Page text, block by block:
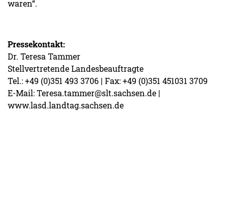
waren“.
Pressekontakt:
Dr. Teresa Tammer
Stellvertretende Landesbeauftragte
Tel.: +49 (0)351 493 3706 | Fax: +49 (0)351 451031 3709
E-Mail: Teresa.tammer@slt.sachsen.de |
www.lasd.landtag.sachsen.de